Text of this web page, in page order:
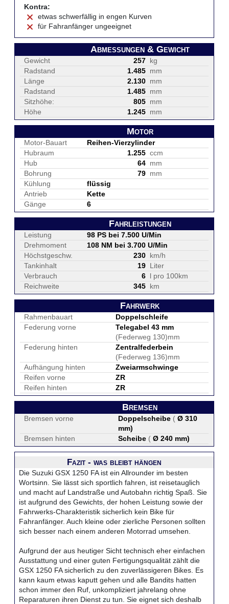
Kontra:
etwas schwerfällig in engen Kurven
für Fahranfänger ungeeignet
Abmessungen & Gewicht
Gewicht 257 kg
Radstand
1.485 mm
Länge
2.130 mm
Radstand
1.485 mm
Sitzhöhe:
805 mm
Höhe
1.245 mm
Motor
Motor-Bauart
Reihen-Vierzylinder
Hubraum
1.255 ccm
Hub
64 mm
Bohrung
79 mm
Kühlung
flüssig
Antrieb
Kette
Gänge
6
Fahrleistungen
Leistung
98 PS bei 7.500 U/Min
Drehmoment
108 NM bei 3.700 U/Min
Höchstgeschw.
230 km/h
Tankinhalt
19 Liter
Verbrauch
6 l pro 100km
Reichweite
345 km
Fahrwerk
Rahmenbauart
Doppelschleife
Federung vorne
Telegabel 43 mm
(Federweg 130)mm
Federung hinten
Zentralfederbein
(Federweg 136)mm
Aufhängung hinten
Zweiarmschwinge
Reifen vorne
ZR
Reifen hinten
ZR
Bremsen
Bremsen vorne Doppelscheibe ( Ø 310
mm)
Bremsen hinten
Scheibe ( Ø 240 mm)
Fazit - was bleibt hängen
Die Suzuki GSX 1250 FA ist ein Allrounder im besten
Wortsinn. Sie lässt sich sportlich fahren, ist reisetauglich
und macht auf Landstraße und Autobahn richtig Spaß. Sie
ist aufgrund des Gewichts, der hohen Leistung sowie der
Fahrwerks-Charakteristik sicherlich kein Bike für
Fahranfänger. Auch kleine oder zierliche Personen sollten
sich besser nach einem anderen Motorrad umsehen.
Aufgrund der aus heutiger Sicht technisch eher einfachen
Ausstattung und einer guten Fertigungsqualität zählt die
GSX 1250 FA sicherlich zu den zuverlässigeren Bikes. Es
kann kaum etwas kaputt gehen und alle Bandits hatten
schon immer den Ruf, unkompliziert jahrelang ohne
Reparaturen ihren Dienst zu tun. Sie eignet sich deshalb